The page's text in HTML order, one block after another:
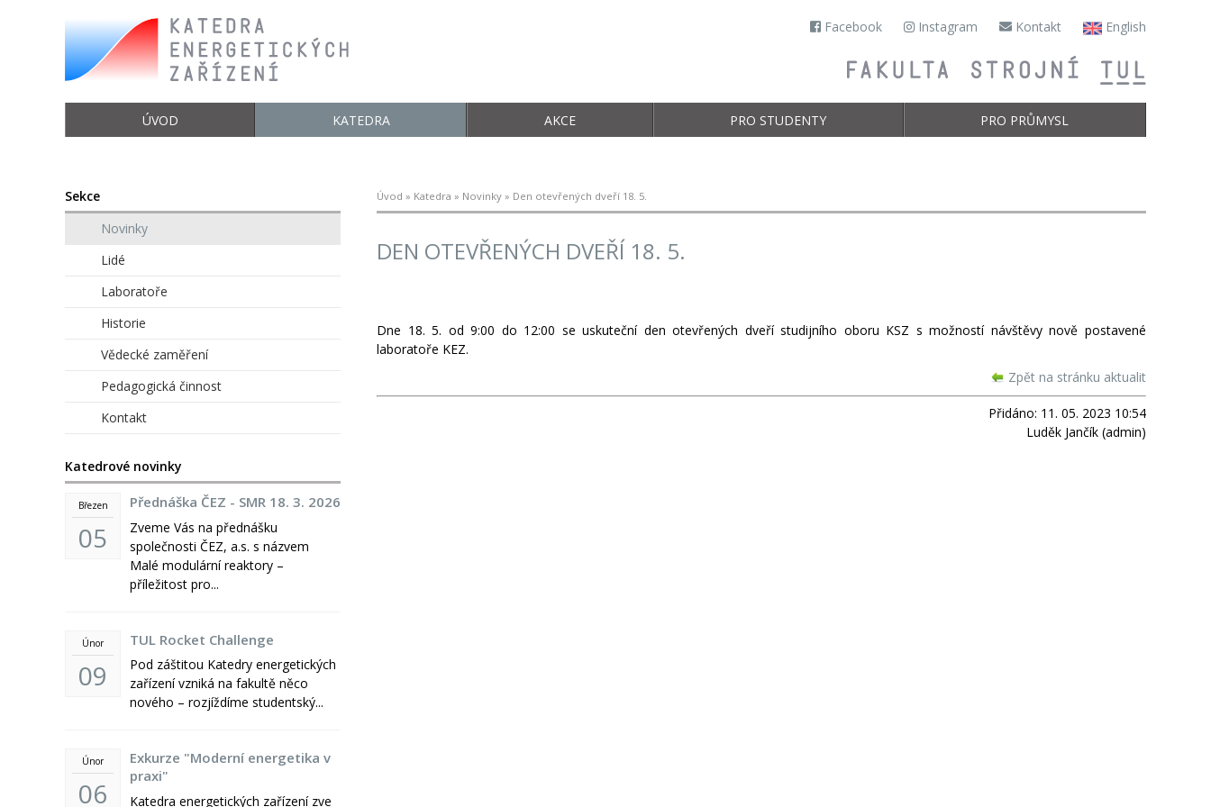
Facebook Instagram Kontakt English
ÚVOD KATEDRA AKCE PRO STUDENTY PRO PRŮMYSL
Úvod » Katedra » Novinky » Den otevřených dveří 18. 5.
DEN OTEVŘENÝCH DVEŘÍ 18. 5.
Dne 18. 5. od 9:00 do 12:00 se uskuteční den otevřených dveří studijního oboru KSZ s možností návštěvy nově postavené
laboratoře KEZ.
Zpět na stránku aktualit
Přidáno: 11. 05. 2023 10:54
Luděk Jančík (admin)
Sekce
Novinky
Lidé
Laboratoře
Historie
Vědecké zaměření
Pedagogická činnost
Kontakt
Katedrové novinky
05
Březen Přednáška ČEZ - SMR 18. 3. 2026
Zveme Vás na přednášku
společnosti ČEZ, a.s. s názvem
Malé modulární reaktory –
příležitost pro...
09
Únor TUL Rocket Challenge
Pod záštitou Katedry energetických
zařízení vzniká na fakultě něco
nového – rozjíždíme studentský...
06
Únor
Exkurze "Moderní energetika v
praxi"
Katedra energetických zařízení zve